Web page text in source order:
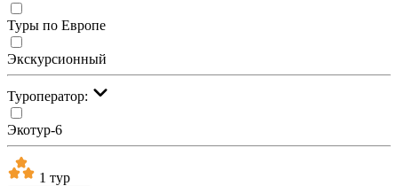
Туры по Европе
Экскурсионный
Туроператор:
Экотур-6
1 тур